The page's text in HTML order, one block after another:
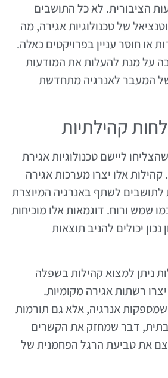
הציבורית. לא כל התושבים
של טכנולוגיות אגירה, מה
או חוסר עניין בפרויקטים כאלה.
על מנת להעלות את המודעות
המעבר לאנרגיה מתחדשת
קהילתיות
ליישם טכנולוגיות אגירת
אלו יצרו מערכות אגירה
לשתף באנרגיה המיוצרת
שמש ורוח. דוגמאות אלו מוכיחות
נכון יכולים להניב תוצאות
ניתן למצוא קהילות בשפלה
רשתות אגירה מקומיות.
אנרגיה, אלא גם תורמות
דבר שמחזק את הקשרים
את טביעת הרגל הפחמנית של